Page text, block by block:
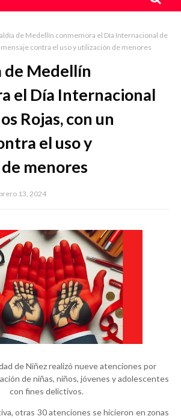
de Medellín conmemora el Día Internacional de
mensaje contra el uso y utilización de menores
de Medellín
el Día Internacional
Rojas, con un
el uso y
menores
13, 2024
de Niñez realizó nueve atenciones por
de niñas, niños, jóvenes y adolescentes
con fines delictivos.
otras 30 atenciones se hicieron en zonas